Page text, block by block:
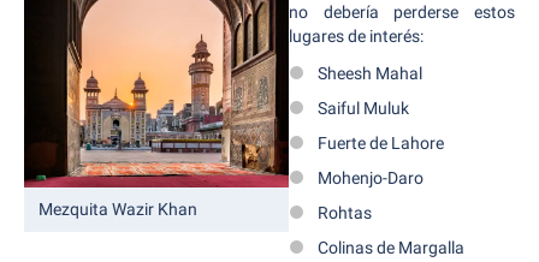
Mezquita Wazir Khan
no debería perderse estos
lugares de interés:
Sheesh Mahal
Saiful Muluk
Fuerte de Lahore
Mohenjo-Daro
Rohtas
Colinas de Margalla